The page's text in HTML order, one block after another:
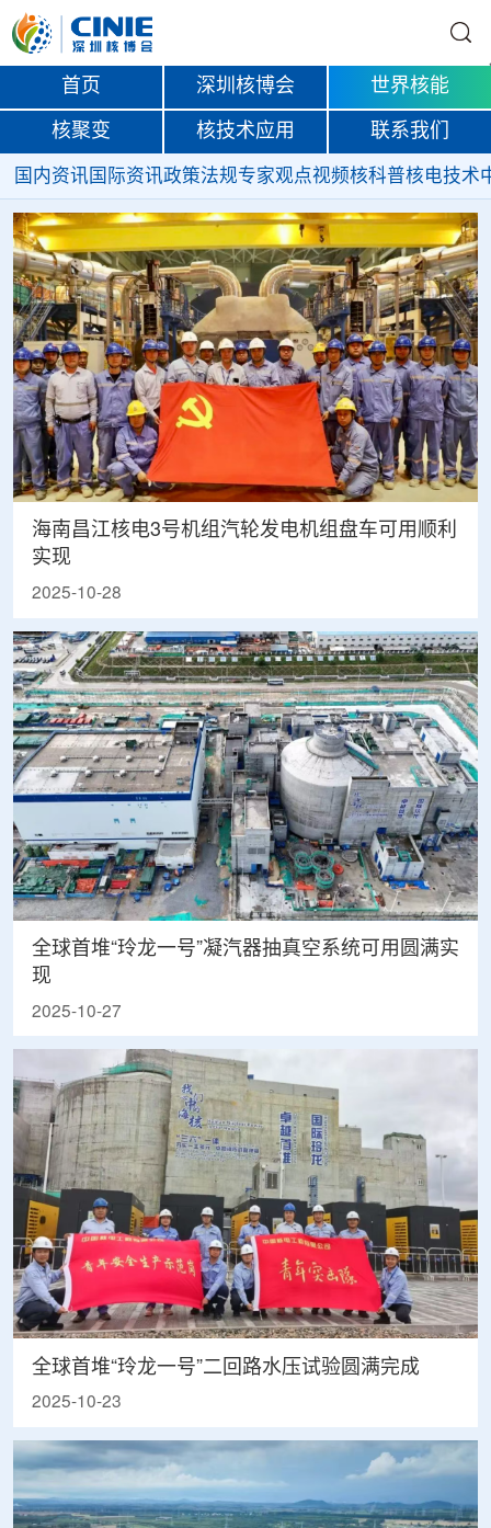
首页 深圳核博会 世界核能
核聚变 核技术应用 联系我们
国内资讯 国际资讯政策法规专家观点视频核科普核电技术
海南昌江核电3号机组汽轮发电机组盘车可用顺利
实现
2025-10-28
全球首堆“玲龙一号”凝汽器抽真空系统可用圆满实
现
2025-10-27
全球首堆“玲龙一号”二回路水压试验圆满完成
2025-10-23